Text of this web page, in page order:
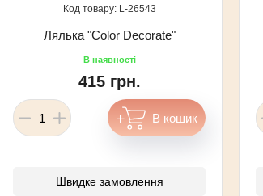
26543
Лялька "Color Decorate"
415 грн.
Швидке замовлення